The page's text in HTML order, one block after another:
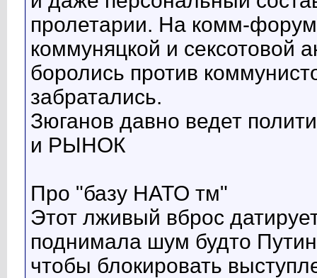
пролетарии. На комм-
коммуняцкой и сексотовой
боролись против
забратались.
Зюганов давно ведет
и РЫНОК
Про "базу НАТО тм"
Этот лживый вброс
поднимала шум будто
чтобы блокировать